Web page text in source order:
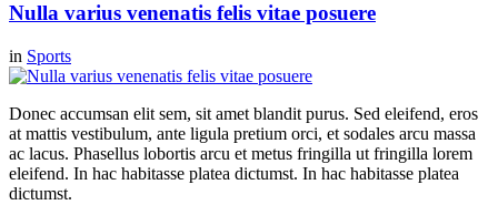
Nulla varius venenatis felis vitae posuere
in Sports
Donec accumsan elit sem, sit amet blandit purus. Sed eleifend, eros
at mattis vestibulum, ante ligula pretium orci, et sodales arcu massa
ac lacus. Phasellus lobortis arcu et metus fringilla ut fringilla lorem
eleifend. In hac habitasse platea dictumst. In hac habitasse platea
dictumst.